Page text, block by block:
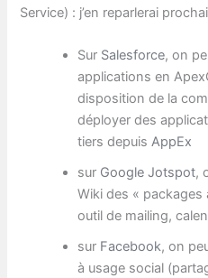
Service) : j’en reparlerai
Sur Salesforce, on
applications en
disposition de la
déployer des
tiers depuisAppEx
sur Google Jotspot,
Wiki des «
outil de mailing,
sur Facebook, on
à usage social